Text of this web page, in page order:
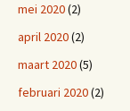
mei 2020(2)
april 2020(2)
maart 2020(5)
februari 2020(2)